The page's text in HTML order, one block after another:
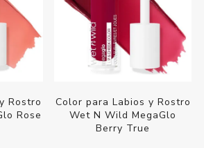
Rostro
Rose
Color para Labios y Rostro
Wet N Wild MegaGlo
Berry True